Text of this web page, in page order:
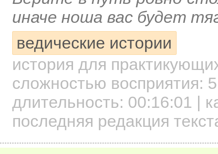
иначе ноша вас будет
ведические истории
история для
сложностью восприятия: 5
длительность: 00:16:01 |
последняя редакция